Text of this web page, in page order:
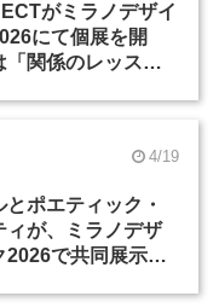
がミラノデザイ
にて個展を開
「関係のレッス
4/19
ポエティック・
ィが、ミラノデザ
2026で共同展示を